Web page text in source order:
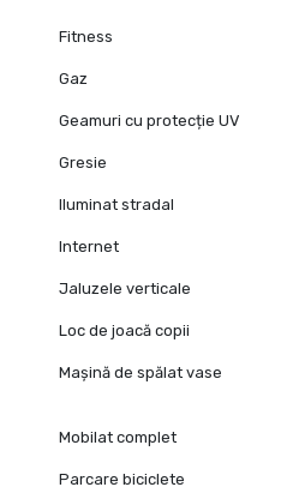
Fitness
Gaz
Geamuri cu protecție UV
Gresie
Iluminat stradal
Internet
Jaluzele verticale
Loc de joacă copii
Mașină de spălat vase
Mobilat complet
Parcare biciclete